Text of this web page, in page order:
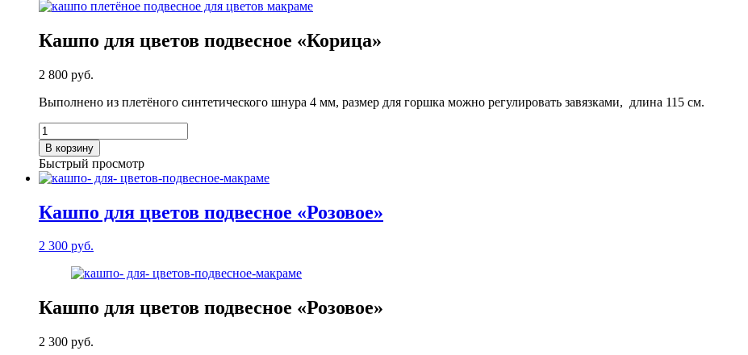
Кашпо для цветов подвесное «Корица»
2 800 руб.
Выполнено из плетёного синтетического шнура 4 мм, размер для горшка можно регулировать завязками, длина 115 см.
Количество
товара
Кашпо
для
цветов
"Корица"
В корзину
Быстрый просмотр
Кашпо для цветов подвесное «Розовое»
2 300 руб.
Кашпо для цветов подвесное «Розовое»
2 300 руб.